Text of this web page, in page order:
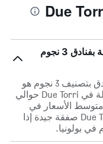
هل الأسعار في Due Torri قابلة للمقارنة بفنادق 3 نجوم
في بولونيا، يبلغ متوسط ​​سعر الليلة للفنادق بتصنيف 3 نجوم هو
475 ﷼. من المتوقع ظان يكون سعر الليلة في Due Torri حوالي
أرخص بنسبة 25% من متوسط الأسعار في
المدينة. في HotelsCombined يعتبر Due Torri صفقة جيدة إذا